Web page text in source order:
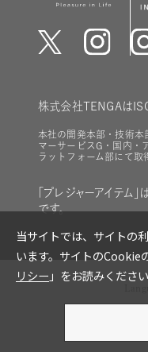
株式会社TENGAは
本社の開発本部・技術本
マーサービスG・国内・
ラットフォーム部にて取
「プレジャーアイテ
です。
copyright ©